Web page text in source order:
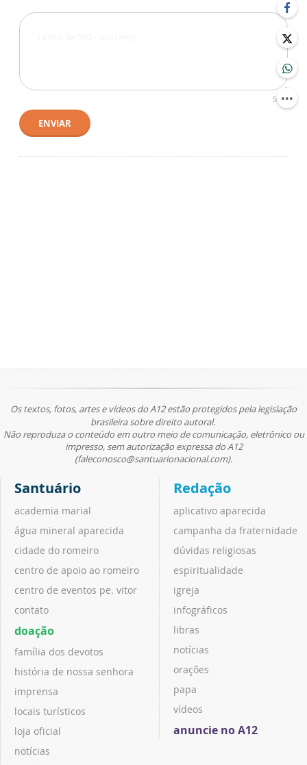
500
ENVIAR
Os textos, fotos, artes e vídeos do A12 estão protegidos pela legislação
brasileira sobre direito autoral.
Não reproduza o conteúdo em outro meio de comunicação, eletrônico ou
impresso, sem autorização expressa do A12
(faleconosco@santuarionacional.com).
Santuário
academia marial
água mineral aparecida
cidade do romeiro
centro de apoio ao romeiro
centro de eventos pe. vitor
contato
doação
família dos devotos
história de nossa senhora
imprensa
locais turísticos
loja oficial
notícias
Redação
aplicativo aparecida
campanha da fraternidade
dúvidas religiosas
espiritualidade
igreja
infográficos
libras
notícias
orações
papa
vídeos
anuncie no A12